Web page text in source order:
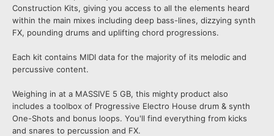
Construction Kits, giving you access to all the elements heard
within the main mixes including deep bass-lines, dizzying synth
FX, pounding drums and uplifting chord progressions.
Each kit contains MIDI data for the majority of its melodic and
percussive content.
Weighing in at a MASSIVE 5 GB, this mighty product also
includes a toolbox of Progressive Electro House drum & synth
One-Shots and bonus loops. You'll find everything from kicks
and snares to percussion and FX.